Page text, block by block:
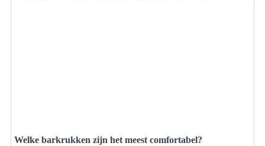
Welke barkrukken zijn het meest comfortabel?